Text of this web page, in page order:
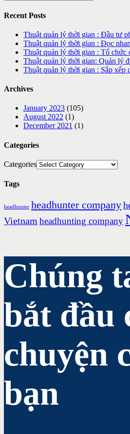
Recent Posts
Thuật quản lý thời gian : Đầu tư
Thuật quản lý thời gian : Đọc
Thuật quản lý thời gian : Tổ chức
Thuật quản lý thời gian: Quản lý
Thuật quản lý thời gian : Sắp xếp
Archives
January 2023 (105)
August 2022 (1)
December 2021 (1)
Categories
Categories
Tags
headhunter headhunter company
Vietnamheadhunting company
Chúng
bắt đầu
chuyện
bạn